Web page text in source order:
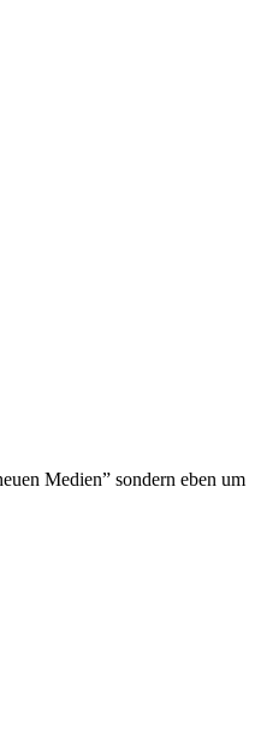
Medien” sondern eben um